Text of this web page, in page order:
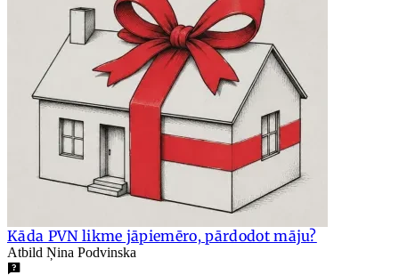
Kāda PVN likme jāpiemēro, pārdodot māju?
Atbild Ņina Podvinska